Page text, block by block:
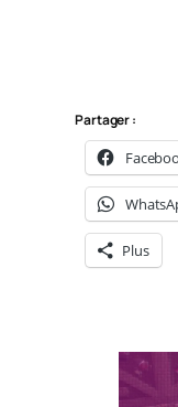
Partager :
Plus